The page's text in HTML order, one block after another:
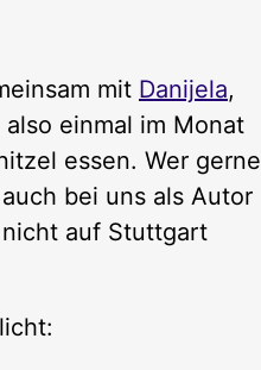
mit Danijela,
einmal im Monat
essen. Wer gerne
bei uns als Autor
auf Stuttgart